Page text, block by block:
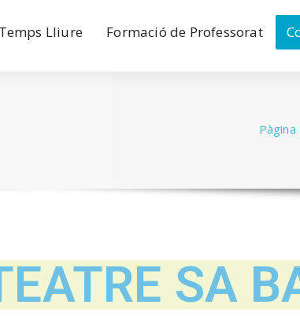
Lliure Formació de Professorat
Pàgina
SA